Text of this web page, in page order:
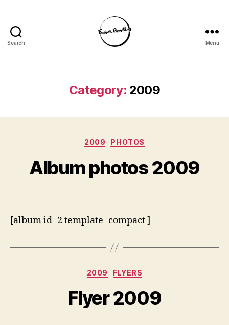
Search Menu
Category: 2009
Categories
2009 PHOTOS
Album photos 2009
[album id=2 template=compact ]
Categories
2009 FLYERS
Flyer 2009